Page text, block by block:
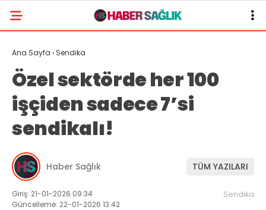
Ana Sayfa › Sendika
Özel sektörde her 100
işçiden sadece 7’si
sendikalı!
Haber Sağlık TÜM YAZILARI
Giriş: 21-01-2026 09:34
Güncelleme: 22-01-2026 13:42
Sendika